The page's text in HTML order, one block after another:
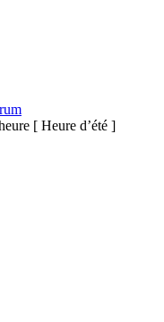
[ Heure d’été ]